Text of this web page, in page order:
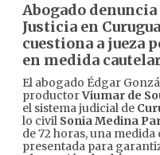
Abogado
Justicia en
cuestiona a jueza
en medida
El abogado Édgar
productorViumar de
el sistema judicial de
lo civil Sonia Medina
de 72 horas, una
presentada para